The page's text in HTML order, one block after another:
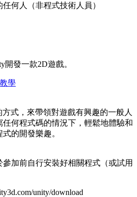
何人（非程式技術人員）
發一款2D遊戲。
學
方式，來帶領對遊戲有興趣的一般人
何程式碼的情況下，輕鬆地體驗和
的開發樂趣。
加前自行安裝好相關程式（或試用
unity/download